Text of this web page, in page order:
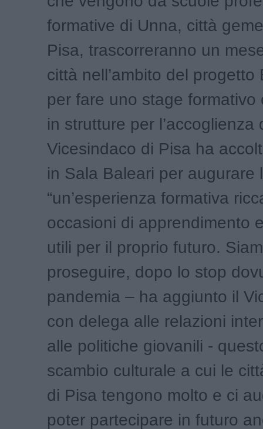
formative di Unna, città
Pisa, trascorreranno un
città nell’ambito del progetto
per fare uno stage formativo
in strutture per l’accoglienza
Vicesindaco di Pisa ha
in Sala Baleari per augurare
“un’esperienza formativa
occasioni di apprendimento
utili per il proprio futuro.
proseguire, dopo lo stop
pandemia – ha aggiunto il
con delega alle relazioni
alle politiche giovanili -
scambio culturale a cui le
di Pisa tengono molto e ci
poter partecipare in futuro